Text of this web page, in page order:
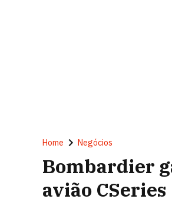
Home Negócios
Bombardier
avião CSeries